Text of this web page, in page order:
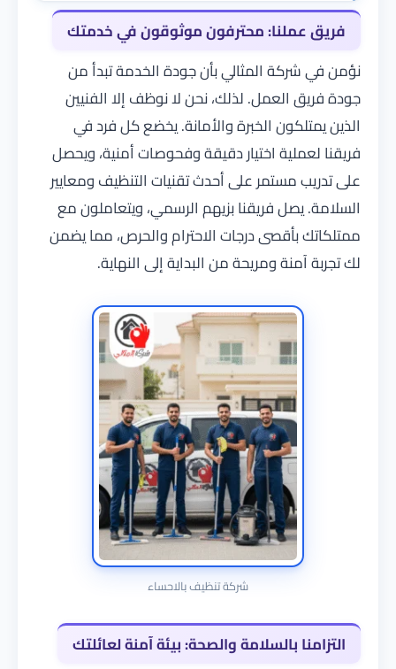
فريق عملنا: محترفون موثوقون في خدمتك
نؤمن في شركة المثالي بأن جودة الخدمة تبدأ من
جودة فريق العمل. لذلك، نحن لا نوظف إلا الفنيين
الذين يمتلكون الخبرة والأمانة. يخضع كل فرد في
فريقنا لعملية اختيار دقيقة وفحوصات أمنية، ويحصل
على تدريب مستمر على أحدث تقنيات التنظيف ومعايير
السلامة. يصل فريقنا بزيهم الرسمي، ويتعاملون مع
ممتلكاتك بأقصى درجات الاحترام والحرص، مما يضمن
لك تجربة آمنة ومريحة من البداية إلى النهاية.
شركة تنظيف بالاحساء
التزامنا بالسلامة والصحة: بيئة آمنة لعائلتك